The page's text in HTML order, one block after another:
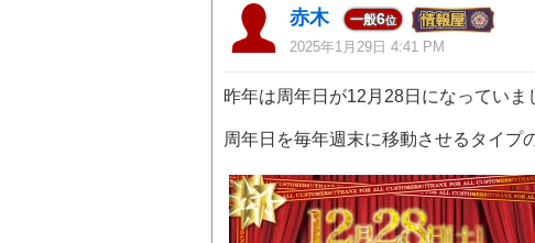
赤木 一般6位
2025年1月29日 4:41 PM
昨年は周年日が12月28日になっていま
周年日を毎年週末に移動させるタイプ